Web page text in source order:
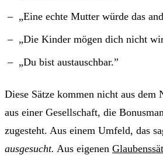
„Eine echte Mutter würde das
„Die Kinder mögen dich nicht
„Du bist austauschbar.”
Diese Sätze kommen nicht aus dem
aus einer Gesellschaft, die
zugesteht. Aus einem Umfeld, das
ausgesucht. Aus eigenen